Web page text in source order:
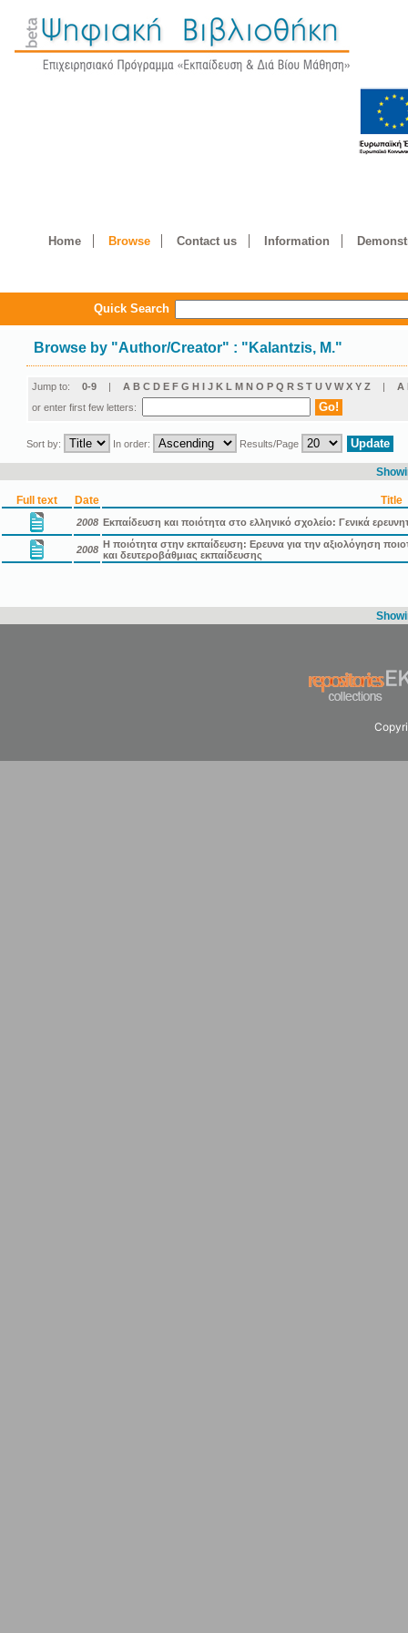
Home Browse Contact us Information
Quick Search
Browse by "Author/Creator" : "Kalantzis, M."
Jump to: 0-9 | A B C D E F G H I J K L M N O P Q R S T U V W X Y Z | Α
or enter first few letters:
Sort by: In order: Results/Page
Full text Date Title
2008 Εκπαίδευση και ποιότητα στο ελληνικό σχολείο: Γενικά
2008 Η ποιότητα στην εκπαίδευση: Ερευνα για την αξιολόγηση
και δευτεροβάθμιας εκπαίδευσης